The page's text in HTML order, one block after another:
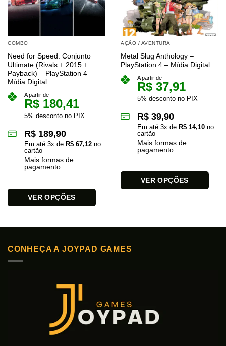
COMBO
Need for Speed: Conjunto
Ultimate (Rivals + 2015 +
Payback) – PlayStation 4 –
Mídia Digital
A partir de
R$ 180,41
5% desconto no PIX
R$ 189,90
Em até 3x de R$ 67,12 no
cartão
Mais formas de
pagamento
VER OPÇÕES
variantes.
As
AÇÃO / AVENTURA
Metal Slug Anthology –
PlayStation 4 – Mídia Digital
A partir de
R$ 37,91
5% desconto no PIX
R$ 39,90
Em até 3x de R$ 14,10 no
cartão
Mais formas de
pagamento
VER OPÇÕES
várias
As
na
página
do
CONHEÇA A JOYPAD GAMES